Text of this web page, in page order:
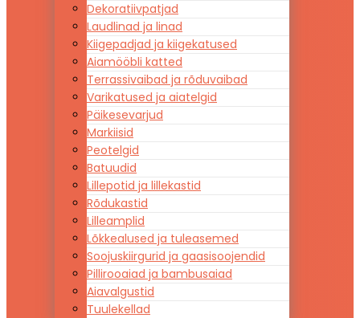
Dekoratiivpatjad
Laudlinad ja linad
Kiigepadjad ja kiigekatused
Aiamööbli katted
Terrassivaibad ja rõduvaibad
Varikatused ja aiatelgid
Päikesevarjud
Markiisid
Peotelgid
Batuudid
Lillepotid ja lillekastid
Rõdukastid
Lilleamplid
Lõkkealused ja tuleasemed
Soojuskiirgurid ja gaasisoojendid
Pillirooaiad ja bambusaiad
Aiavalgustid
Tuulekellad